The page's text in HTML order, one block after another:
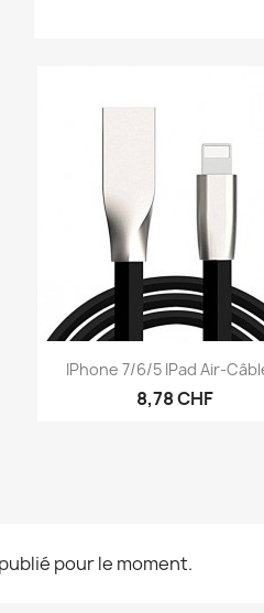
Aperçu rapide
IPhone 7/6/5 IPad Air-
8,78 CHF
pour le moment.